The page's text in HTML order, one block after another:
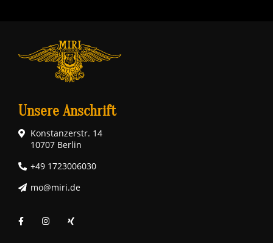
Unsere Anschrift
Konstanzerstr. 14
10707 Berlin
+49 1723006030
mo@miri.de